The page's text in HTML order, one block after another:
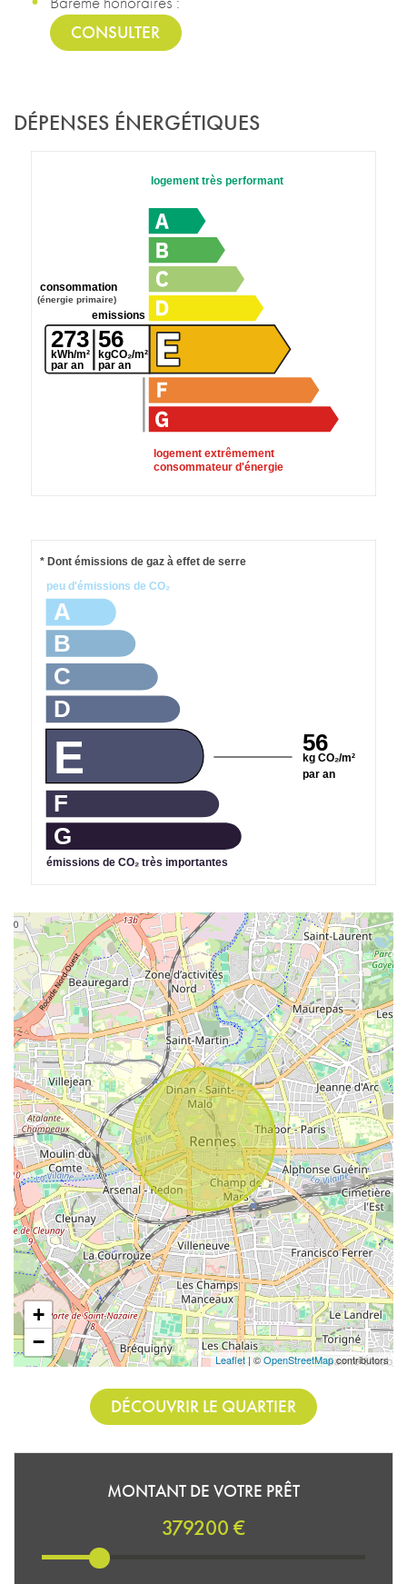
CONSULTER
DÉPENSES ÉNERGÉTIQUES
logement très performant
logement extrêmement
consommateur d'énergie
273
kWh/m²
par an
consommation
(énergie primaire)
56
kgCO₂/m²
par an
emissions
56
kg CO₂/m²
par an
A
B
C
D
E
F
G
émissions de CO₂ très importantes
peu d'émissions de CO₂
* Dont émissions de gaz à effet de serre
+
−
Leaflet| ©OpenStreetMapcontributors
DÉCOUVRIR LE QUARTIER
MONTANT DE VOTRE PRÊT
379200 €